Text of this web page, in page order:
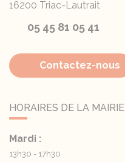
16200 Triac-Lautrait
05 45 81 05 41
Contactez-nous
HORAIRES DE LA MAIRIE
Mardi :
13h30 - 17h30